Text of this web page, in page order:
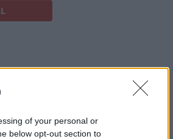
of your personal or
below opt-out section to